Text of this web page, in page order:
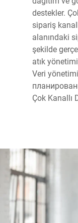
destekler.
sipariş
alanındaki
şekilde
atık
Veri yönetimi
Çok Kanallı